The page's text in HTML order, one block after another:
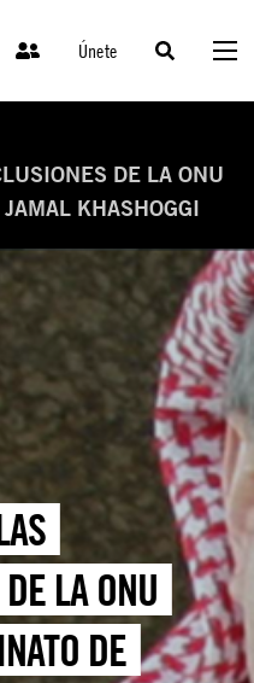
Únete
DE LA ONU
KHASHOGGI
LA ONU
DE